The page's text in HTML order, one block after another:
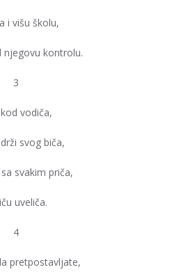
i višu školu,
njegovu kontrolu.
3
vodiča,
svog biča,
svakim priča,
uveliča.
4
pretpostavljate,